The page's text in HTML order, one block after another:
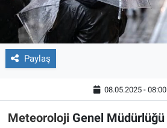
Paylaş
08.05.2025 - 08:00
MeteorolojiGenel Müdürlüğü